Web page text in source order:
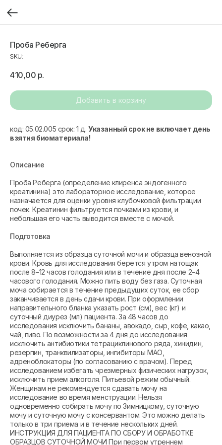
Проба Реберга
SKU:
410,00 р.
Добавить в корзину
код: 05.02.005 срок: 1 д.Указанный срок не включает день
взятия биоматериала!
Описание
Проба Реберга (определение клиренса эндогенного
креатинина) это лабораторное исследование, которое
назначается для оценки уровня клубочковой фильтрации
почек. Креатинин фильтруется почками из крови, и
небольшая его часть выводится вместе с мочой.
Подготовка
Выполняется из образца суточной мочи и образца венозной
крови. Кровь для исследования берется утром натощак
после 8–12 часов голодания или в течение дня после 2–4
часового голодания. Можно пить воду без газа. Суточная
моча собирается в течение предыдущих суток, ее сбор
заканчивается в день сдачи крови. При оформлении
направительного бланка указать рост (см), вес (кг) и
суточный диурез (мл) пациента. За 48 часов до
исследования исключить бананы, авокадо, сыр, кофе, какао,
чай, пиво. По возможности за 4 дня до исследования
исключить антибиотики тетрациклинового ряда, хинидин,
резерпин, транквилизаторы, ингибиторы МАО,
адреноблокаторы (по согласованию с врачом). Перед
исследованием избегать чрезмерных физических нагрузок,
исключить прием алкоголя. Питьевой режим обычный.
Женщинам не рекомендуется сдавать мочу на
исследование во время менструации. Нельзя
одновременно собирать мочу по Зимницкому, суточную
мочу и суточную мочу с консервантом. Это можно делать
только в три приема и в течение нескольких дней.
ИНСТРУКЦИЯ ДЛЯ ПАЦИЕНТА ПО СБОРУ И ОБРАБОТКЕ
ОБРАЗЦОВ СУТОЧНОЙ МОЧИ При первом утреннем